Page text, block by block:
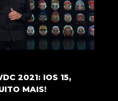
2021: IOS 15,
MAIS!